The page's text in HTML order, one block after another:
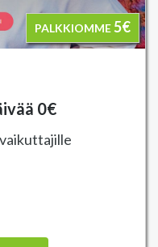
PALKKIOMME5€
0€